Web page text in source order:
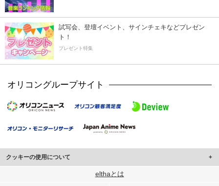
試写会、登壇イベント、サインチェキなどプレゼン
ト！
プレゼント特集
オリコングループサイト
クッキーの使用について
このサイトでは Cookie を使用して、ユーザーに合わせたコンテンツや広告の
elthaとは